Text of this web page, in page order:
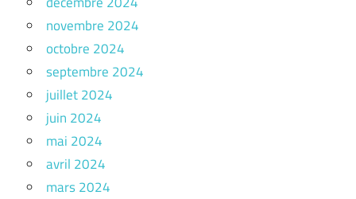
novembre 2024
octobre 2024
septembre 2024
juillet 2024
juin 2024
mai 2024
avril 2024
mars 2024